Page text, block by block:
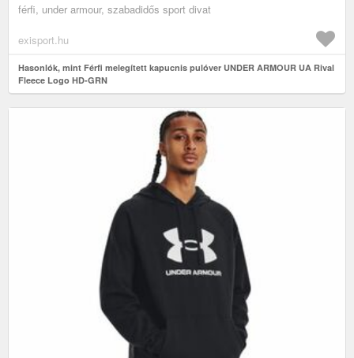
férfi, under armour, szabadidős sport divat
exisport.hu
Hasonlók, mint Férfi melegített kapucnis pulóver UNDER ARMOUR UA Rival
Fleece Logo HD-GRN